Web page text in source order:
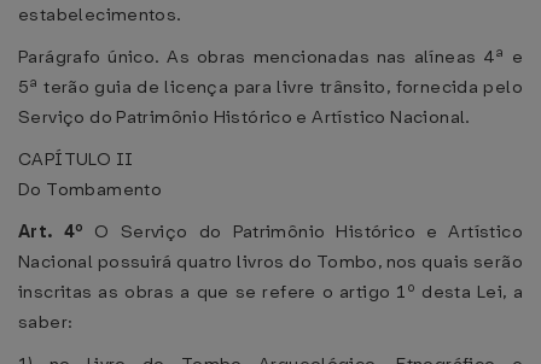
estabelecimentos.
Parágrafo único. As obras mencionadas nas alíneas 4ª e
5ª terão guia de licença para livre trânsito, fornecida pelo
Serviço do Patrimônio Histórico e Artístico Nacional.
CAPÍTULO II
Do Tombamento
Art. 4º O Serviço do Patrimônio Histórico e Artístico
Nacional possuirá quatro livros do Tombo, nos quais serão
inscritas as obras a que se refere o artigo 1º desta Lei, a
saber: